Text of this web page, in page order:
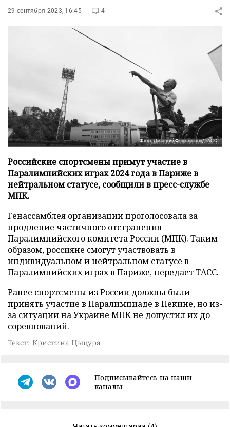
29 сентября 2023, 16:45 4
Фото: Дмитрий Феоктистов/ТАСС
Российские спортсмены примут участие в
Паралимпийских играх 2024 года в Париже в
нейтральном статусе, сообщили в пресс-службе
МПК.
Генассамблея организации проголосовала за
продление частичного отстранения
Паралимпийского комитета России (МПК). Таким
образом, россияне смогут участвовать в
индивидуальном и нейтральном статусе в
Паралимпийских играх в Париже, передаетТАСС.
Ранее спортсмены из России должны были
принять участие в Паралимпиаде в Пекине, но из-
за ситуации на Украине МПК не допустил их до
соревнований.
Текст: Кристина Цыцура
Подписывайтесь на наши
каналы